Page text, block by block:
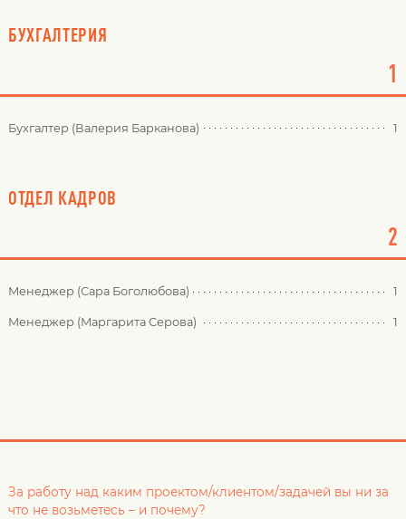
БУХГАЛТЕРИЯ
1
Бухгалтер (Валерия Барканова) 1
ОТДЕЛ КАДРОВ
2
Менеджер (Сара Боголюбова) 1
Менеджер (Маргарита Серова) 1
За работу над каким проектом/клиентом/задачей вы ни за
что не возьметесь – и почему?